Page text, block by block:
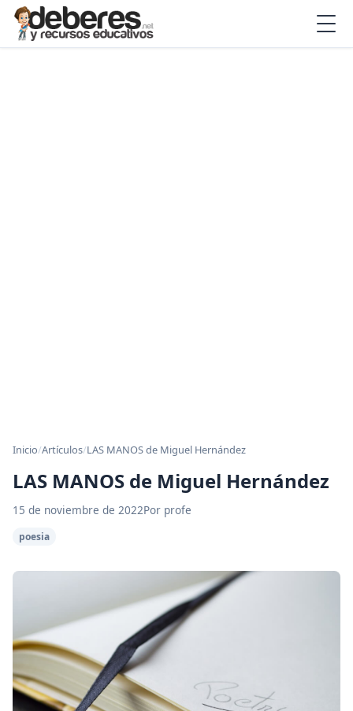
Inicio/Artículos/LAS MANOS de Miguel Hernández
LAS MANOS de Miguel Hernández
15 de noviembre de 2022Por profe
poesia